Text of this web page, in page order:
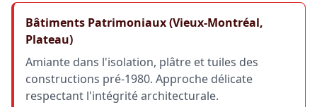
Bâtiments Patrimoniaux (Vieux-Montréal,
Plateau)
Amiante dans l'isolation, plâtre et tuiles des
constructions pré-1980. Approche délicate
respectant l'intégrité architecturale.